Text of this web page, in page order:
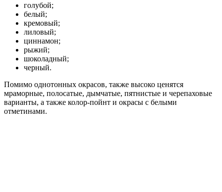
голубой;
белый;
кремовый;
лиловый;
циннамон;
рыжий;
шоколадный;
черный.
Помимо однотонных окрасов, также высоко ценятся
мраморные, полосатые, дымчатые, пятнистые и черепаховые
варианты, а также колор-пойнт и окрасы с белыми
отметинами.